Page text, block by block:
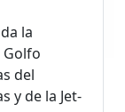
la
del
y de la Jet-